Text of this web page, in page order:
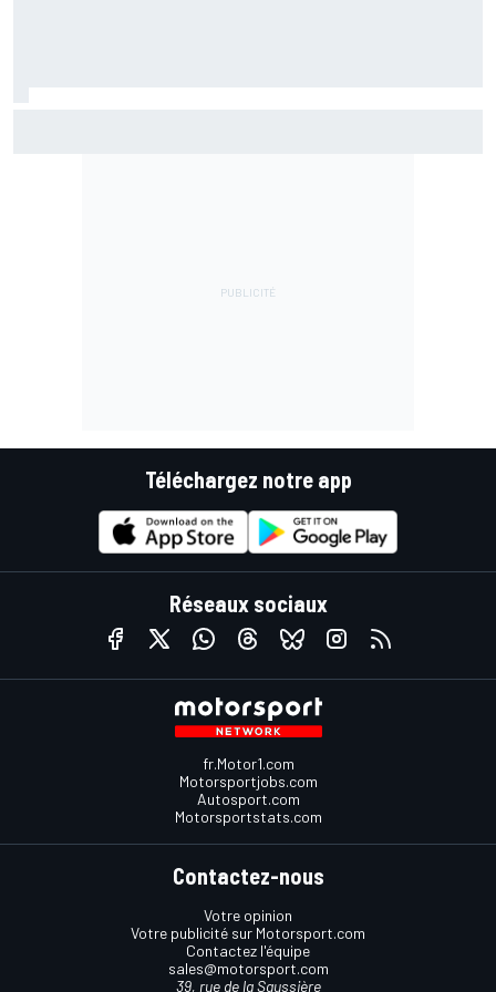
Téléchargez notre app
Réseaux sociaux
fr.Motor1.com
Motorsportjobs.com
Autosport.com
Motorsportstats.com
Contactez-nous
Votre opinion
Votre publicité sur Motorsport.com
Contactez l'équipe
sales@motorsport.com
39, rue de la Saussière